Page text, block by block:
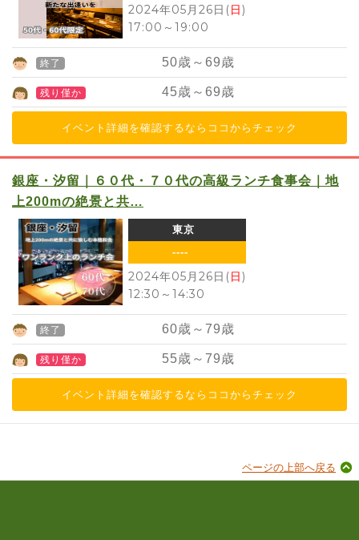
2024年05月26日(日)
17:00 ～ 19:00
終了 50歳～69歳
残り僅か 45歳～69歳
イベント詳細を確認するならココからチェック
銀座・汐留｜６０代・７０代の高級ランチ食事会｜地
上200mの絶景と共…
東京
----
2024年05月26日(日)
12:30 ～ 14:30
終了 60歳～79歳
残り僅か 55歳～79歳
イベント詳細を確認するならココからチェック
ページの上部へ戻る